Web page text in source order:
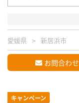
愛媛県 新居浜市
お問合わせ
キャンペーン